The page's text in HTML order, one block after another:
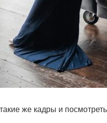
же кадры и